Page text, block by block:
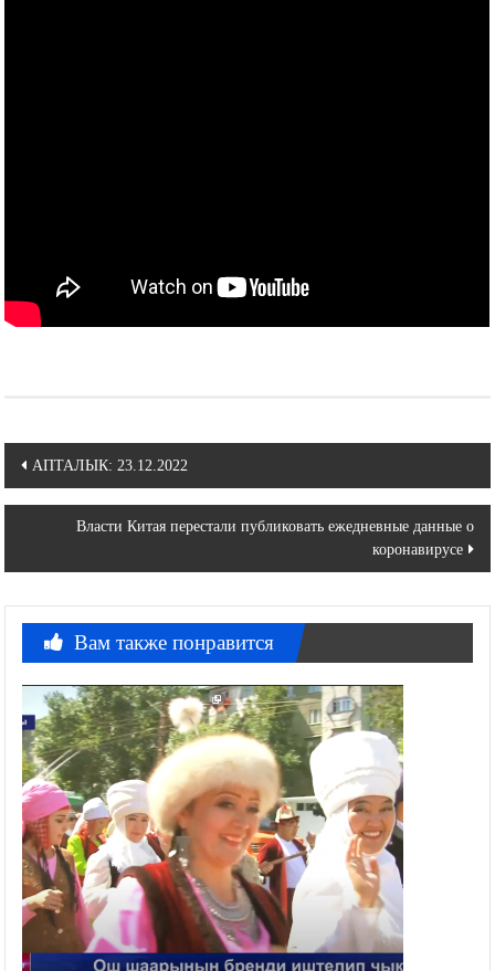
Навигация
по
записям
АПТАЛЫК: 23.12.2022
Власти Китая перестали публиковать ежедневные данные о
коронавирусе
Вам также понравится